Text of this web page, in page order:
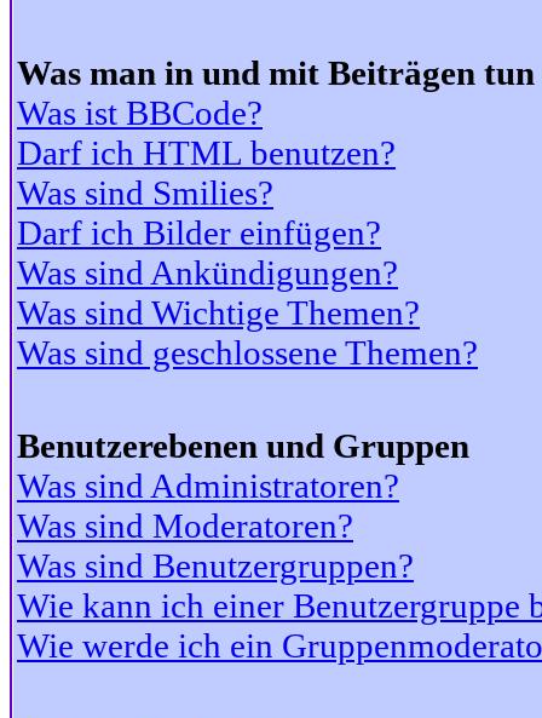
Was man in und mit Beiträgen
Was ist BBCode?
Darf ich HTML benutzen?
Was sind Smilies?
Darf ich Bilder einfügen?
Was sind Ankündigungen?
Was sind Wichtige Themen?
Was sind geschlossene Themen?
Benutzerebenen und Gruppen
Was sind Administratoren?
Was sind Moderatoren?
Was sind Benutzergruppen?
Wie kann ich einer Benutzergruppe
Wie werde ich ein